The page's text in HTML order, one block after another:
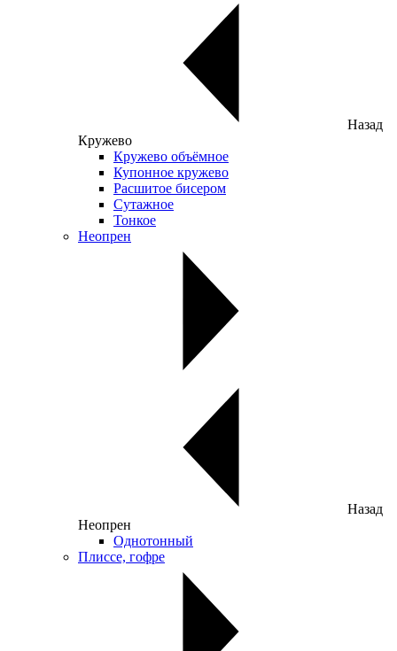
Назад
Кружево
Кружево объёмное
Купонное кружево
Расшитое бисером
Сутажное
Тонкое
Неопрен
Назад
Неопрен
Однотонный
Плиссе, гофре